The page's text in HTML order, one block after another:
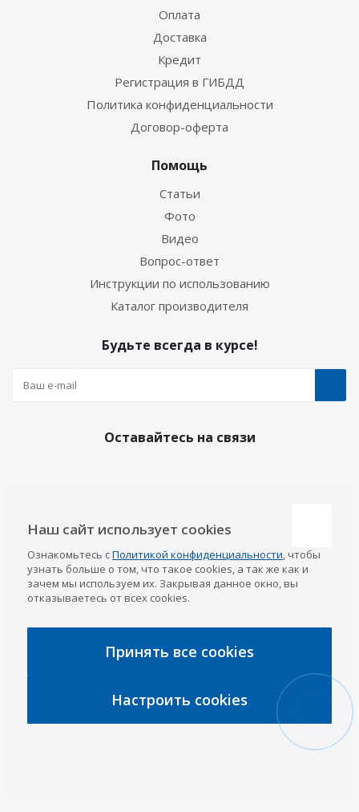
Оплата
Доставка
Кредит
Регистрация в ГИБДД
Политика конфиденциальности
Договор-оферта
Помощь
Статьи
Фото
Видео
Вопрос-ответ
Инструкции по использованию
Каталог производителя
Будьте всегда в курсе!
Оставайтесь на связи
Казань
8 (843) 207-03-08
Уфа
8 (347) 258-84-87
8 (8352) 38-88-37
Интернет-магазин
info@a-pricep.ru
Наш сайт использует cookies
Ознакомьтесь сПолитикой конфиденциальности, чтобы
узнать больше о том, что такое cookies, а так же как и
зачем мы используем их. Закрывая данное окно, вы
отказываетесь от всех cookies.
Принять все cookies
Настроить cookies